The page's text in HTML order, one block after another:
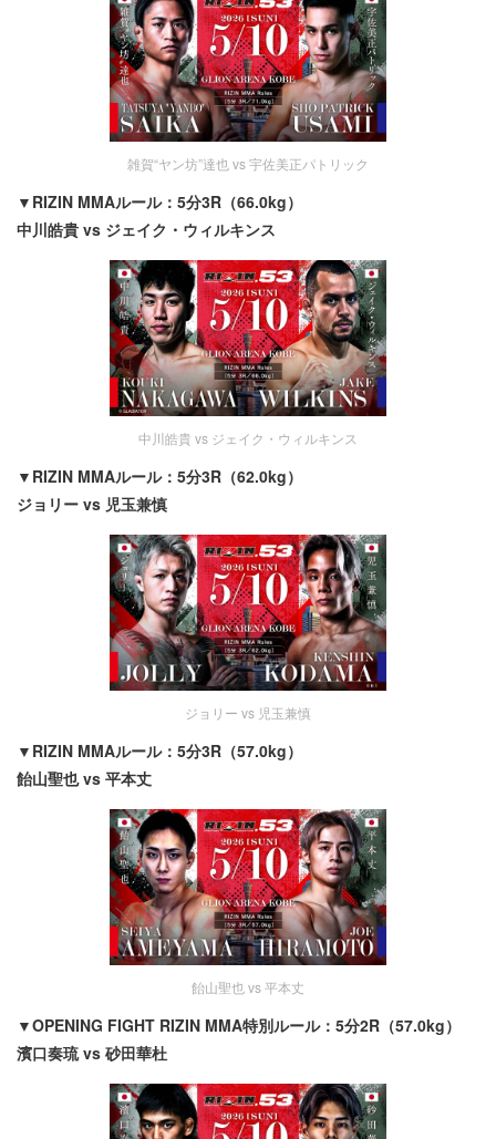
雑賀“ヤン坊”達也 vs 宇佐美正パトリック
▼RIZIN MMAルール：5分3R（66.0kg）
中川皓貴 vs ジェイク・ウィルキンス
中川皓貴 vs ジェイク・ウィルキンス
▼RIZIN MMAルール：5分3R（62.0kg）
ジョリー vs 児玉兼慎
ジョリー vs 児玉兼慎
▼RIZIN MMAルール：5分3R（57.0kg）
飴山聖也 vs 平本丈
飴山聖也 vs 平本丈
▼OPENING FIGHT RIZIN MMA特別ルール：5分2R（57.0kg）
濱口奏琉 vs 砂田華杜